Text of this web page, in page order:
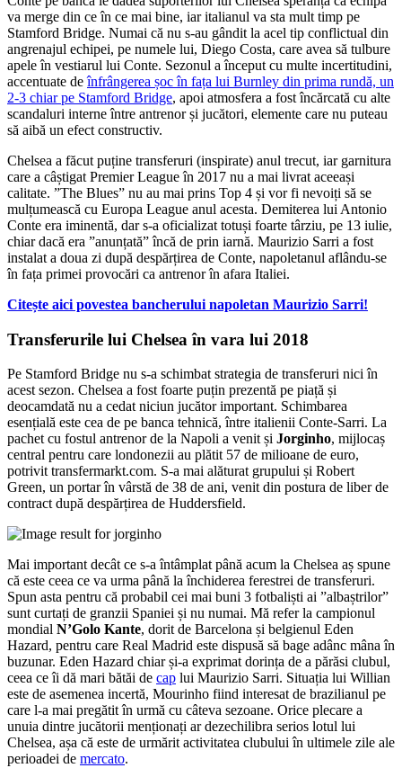
va merge din ce în ce mai bine, iar italianul va sta mult timp pe
Stamford Bridge. Numai că nu s-au gândit la acel tip conflictual din
angrenajul echipei, pe numele lui, Diego Costa, care avea să tulbure
apele în vestiarul lui Conte. Sezonul a început cu multe incertitudini,
accentuate deînfrângerea șoc în fața lui Burnley din prima rundă, un
2-3 chiar pe Stamford Bridge, apoi atmosfera a fost încărcată cu alte
scandaluri interne între antrenor și jucători, elemente care nu puteau
să aibă un efect constructiv.
Chelsea a făcut puține transferuri (inspirate) anul trecut, iar garnitura
care a câștigat Premier League în 2017 nu a mai livrat aceeași
calitate. ”The Blues” nu au mai prins Top 4 și vor fi nevoiți să se
mulțumească cu Europa League anul acesta. Demiterea lui Antonio
Conte era iminentă, dar s-a oficializat totuși foarte târziu, pe 13 iulie,
chiar dacă era ”anunțată” încă de prin iarnă. Maurizio Sarri a fost
instalat a doua zi după despărțirea de Conte, napoletanul aflându-se
în fața primei provocări ca antrenor în afara Italiei.
Citește aici povestea bancherului napoletan Maurizio Sarri!
Transferurile lui Chelsea în vara lui 2018
Pe Stamford Bridge nu s-a schimbat strategia de transferuri nici în
acest sezon. Chelsea a fost foarte puțin prezentă pe piață și
deocamdată nu a cedat niciun jucător important. Schimbarea
esențială este cea de pe banca tehnică, între italienii Conte-Sarri. La
pachet cu fostul antrenor de la Napoli a venit și Jorginho, mijlocaș
central pentru care londonezii au plătit 57 de milioane de euro,
potrivit transfermarkt.com. S-a mai alăturat grupului și Robert
Green, un portar în vârstă de 38 de ani, venit din postura de liber de
contract după despărțirea de Huddersfield.
Mai important decât ce s-a întâmplat până acum la Chelsea aș spune
că este ceea ce va urma până la închiderea ferestrei de transferuri.
Spun asta pentru că probabil cei mai buni 3 fotbaliști ai ”albaștrilor”
sunt curtați de granzii Spaniei și nu numai. Mă refer la campionul
mondial N’Golo Kante, dorit de Barcelona și belgienul Eden
Hazard, pentru care Real Madrid este dispusă să bage adânc mâna în
buzunar. Eden Hazard chiar și-a exprimat dorința de a părăsi clubul,
ceea ce îi dă mari bătăi de cap lui Maurizio Sarri. Situația lui Willian
este de asemenea incertă, Mourinho fiind interesat de brazilianul pe
care l-a mai pregătit în urmă cu câteva sezoane. Orice plecare a
unuia dintre jucătorii menționați ar dezechilibra serios lotul lui
Chelsea, așa că este de urmărit activitatea clubului în ultimele zile ale
perioadei de mercato.